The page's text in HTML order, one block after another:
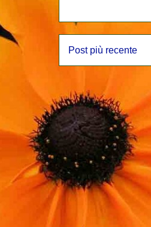
Post più recente